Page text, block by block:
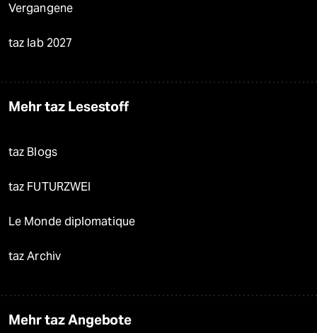
Vergangene
taz lab 2027
Mehr taz Lesestoff
taz Blogs
taz FUTURZWEI
Le Monde diplomatique
taz Archiv
Mehr taz Angebote